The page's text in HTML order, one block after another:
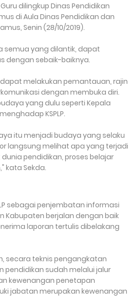
dilingkup Dinas Pendidikan
di Aula Dinas Pendidikan dan
Senin (28/10/2019).
semua yang dilantik, dapat
dengan sebaik-baiknya.
dapat melakukan pemantauan, rajin
dengan membuka diri.
yang dulu seperti Kepala
KSPLP.
itu menjadi budaya yang selaku
langsung melihat apa yang terjadi
pendidikan, proses belajar
kata Sekda.
sebagai penjembatan informasi
Kabupaten berjalan dengan baik
laporan tertulis dibelakang
secara teknis pengangkatan
pendidikan sudah melalui jalur
kewenangan penetapan
jabatan merupakan kewenangan